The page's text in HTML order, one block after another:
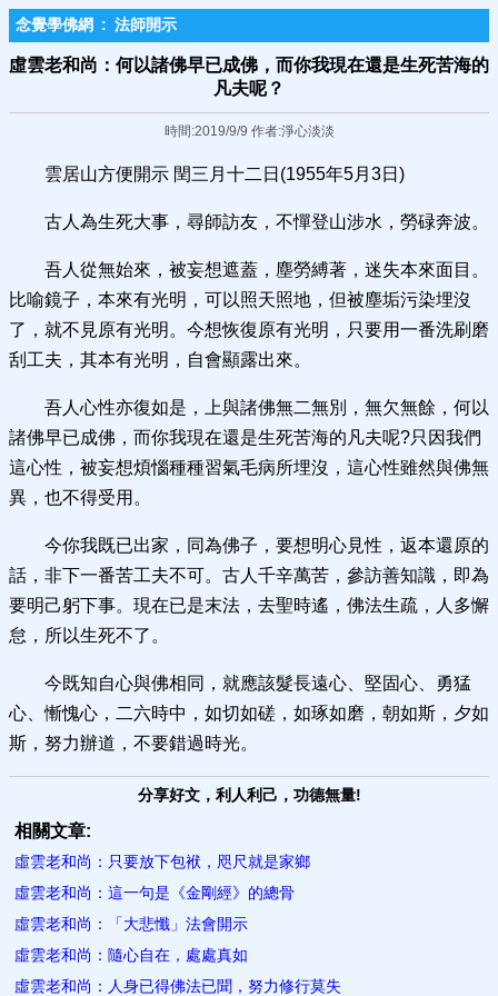
念覺學佛網 : 法師開示
虛雲老和尚：何以諸佛早已成佛，而你我現在還是生死苦海的
凡夫呢？
時間:2019/9/9 作者:淨心淡淡
雲居山方便開示 閏三月十二日(1955年5月3日)
古人為生死大事，尋師訪友，不憚登山涉水，勞碌奔波。
吾人從無始來，被妄想遮蓋，塵勞縛著，迷失本來面目。
比喻鏡子，本來有光明，可以照天照地，但被塵垢污染埋沒
了，就不見原有光明。今想恢復原有光明，只要用一番洗刷磨
刮工夫，其本有光明，自會顯露出來。
吾人心性亦復如是，上與諸佛無二無別，無欠無餘，何以
諸佛早已成佛，而你我現在還是生死苦海的凡夫呢?只因我們
這心性，被妄想煩惱種種習氣毛病所埋沒，這心性雖然與佛無
異，也不得受用。
今你我既已出家，同為佛子，要想明心見性，返本還原的
話，非下一番苦工夫不可。古人千辛萬苦，參訪善知識，即為
要明己躬下事。現在已是末法，去聖時遙，佛法生疏，人多懈
怠，所以生死不了。
今既知自心與佛相同，就應該髮長遠心、堅固心、勇猛
心、慚愧心，二六時中，如切如磋，如琢如磨，朝如斯，夕如
斯，努力辦道，不要錯過時光。
分享好文，利人利己，功德無量!
相關文章:
虛雲老和尚：只要放下包袱，咫尺就是家鄉
虛雲老和尚：這一句是《金剛經》的總骨
虛雲老和尚：「大悲懺」法會開示
虛雲老和尚：隨心自在，處處真如
虛雲老和尚：人身已得佛法已聞，努力修​行莫失